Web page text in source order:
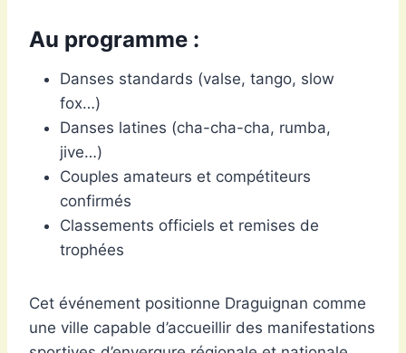
Au programme :
Danses standards (valse, tango, slow
fox…)
Danses latines (cha-cha-cha, rumba,
jive…)
Couples amateurs et compétiteurs
confirmés
Classements officiels et remises de
trophées
Cet événement positionne Draguignan comme
une ville capable d’accueillir des manifestations